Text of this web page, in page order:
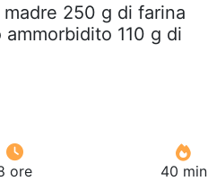
250 g di farina
110 g di
ore 40 min